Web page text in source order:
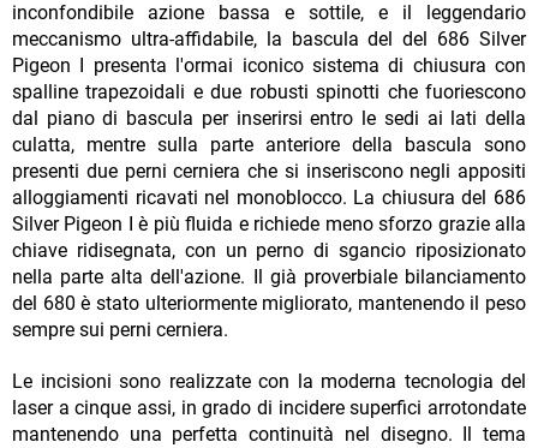
inconfondibile azione bassa e sottile, e il leggendario
meccanismo ultra-affidabile, la bascula del del 686 Silver
Pigeon I presenta l'ormai iconico sistema di chiusura con
spalline trapezoidali e due robusti spinotti che fuoriescono
dal piano di bascula per inserirsi entro le sedi ai lati della
culatta, mentre sulla parte anteriore della bascula sono
presenti due perni cerniera che si inseriscono negli appositi
alloggiamenti ricavati nel monoblocco. La chiusura del 686
Silver Pigeon I è più fluida e richiede meno sforzo grazie alla
chiave ridisegnata, con un perno di sgancio riposizionato
nella parte alta dell'azione. Il già proverbiale bilanciamento
del 680 è stato ulteriormente migliorato, mantenendo il peso
sempre sui perni cerniera.
Le incisioni sono realizzate con la moderna tecnologia del
laser a cinque assi, in grado di incidere superfici arrotondate
mantenendo una perfetta continuità nel disegno. Il tema